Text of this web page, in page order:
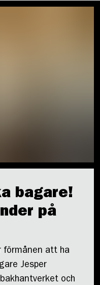
bagare!
på
förmånen att ha
Jesper
och